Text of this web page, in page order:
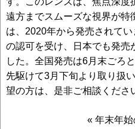
遠方までスムーズな視界が特
は、2020年から発売されて
の認可を受け、日本でも発売
した。全国発売は6月末ごろ
先駆けて3月下旬より取り扱
望の方は、是非ご相談くださ
« 年末年